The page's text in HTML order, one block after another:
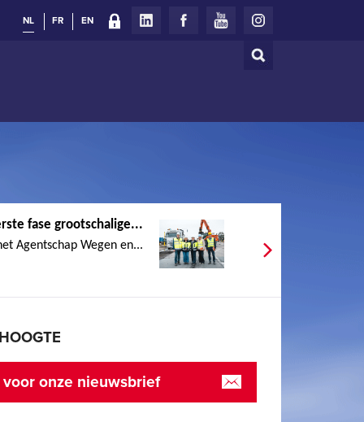
Zoeken
NL FR EN
fase grootschalige...
Agentschap Wegen en...
onze nieuwsbrief